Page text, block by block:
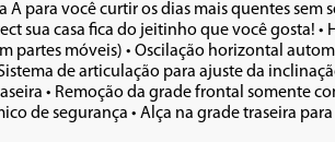
A para você curtir os dias mais quentes
sua casa fica do jeitinho que você gosta! •
partes móveis) • Oscilação horizontal
de articulação para ajuste da
• Remoção da grade frontal somente
de segurança • Alça na grade traseira